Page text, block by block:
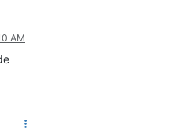
AM